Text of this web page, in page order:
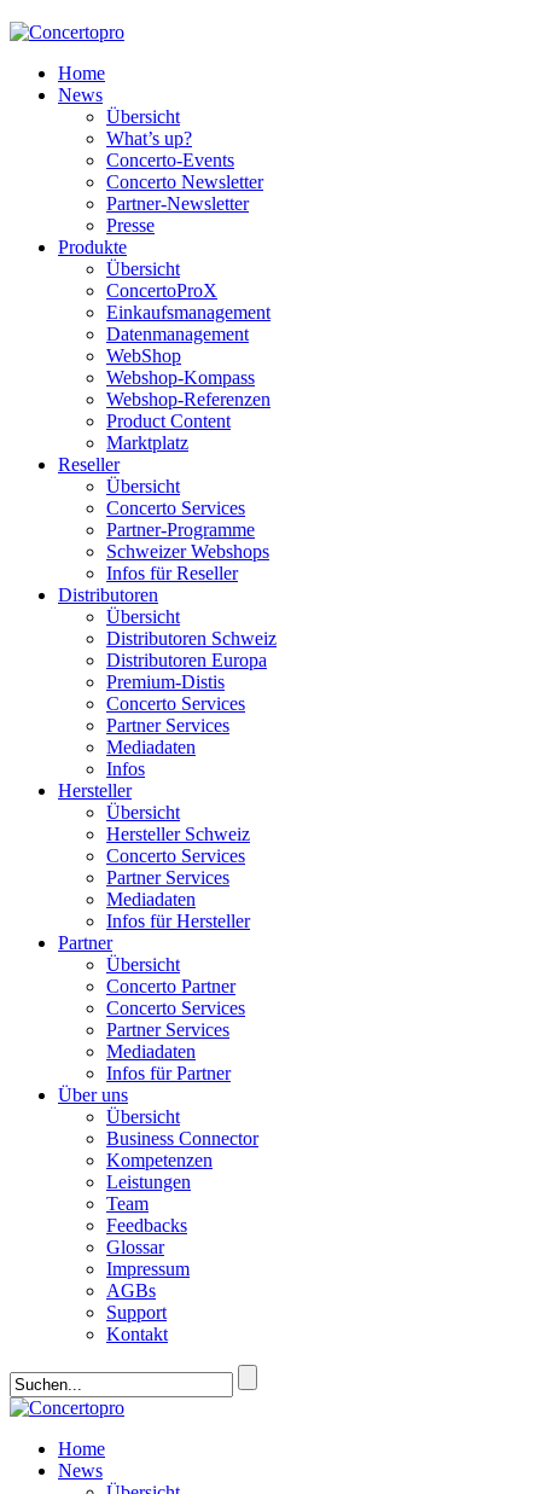
Home
News
Übersicht
What’s up?
Concerto-Events
Concerto Newsletter
Partner-Newsletter
Presse
Produkte
Übersicht
ConcertoProX
Einkaufsmanagement
Datenmanagement
WebShop
Webshop-Kompass
Webshop-Referenzen
Product Content
Marktplatz
Reseller
Übersicht
Concerto Services
Partner-Programme
Schweizer Webshops
Infos für Reseller
Distributoren
Übersicht
Distributoren Schweiz
Distributoren Europa
Premium-Distis
Concerto Services
Partner Services
Mediadaten
Infos
Hersteller
Übersicht
Hersteller Schweiz
Concerto Services
Partner Services
Mediadaten
Infos für Hersteller
Partner
Übersicht
Concerto Partner
Concerto Services
Partner Services
Mediadaten
Infos für Partner
Über uns
Übersicht
Business Connector
Kompetenzen
Leistungen
Team
Feedbacks
Glossar
Impressum
AGBs
Support
Kontakt
Home
News